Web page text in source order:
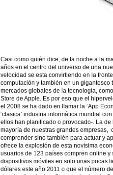
Casi como quién dice, de la noche a la
años en el centro del universo de una
velocidad se esta convirtiendo en la
computación y también en un
mercados globales de la tecnología,
Store de Apple. Es por eso que el
el 2008 se ha dado en llamar la ‘App
‘clasica’ industria informática mundial
ellos han planificado o provocado-. La
mayoría de nuestras grandes empresas,
comprender sino también para actuar y
ofrece la explosión de esta novísima
usuarios de 123 países compren online
dispositivos móviles en solo unas pocas
dólares este año 2011 o que el número